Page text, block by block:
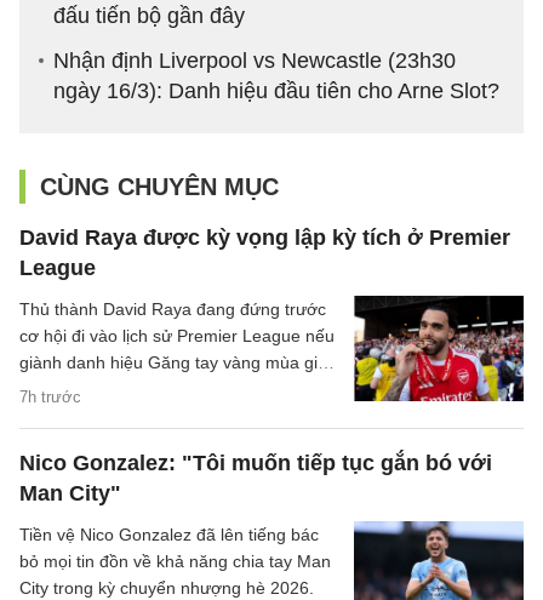
đấu tiến bộ gần đây
Nhận định Liverpool vs Newcastle (23h30
ngày 16/3): Danh hiệu đầu tiên cho Arne Slot?
CÙNG CHUYÊN MỤC
David Raya được kỳ vọng lập kỳ tích ở Premier
League
7h trước
Thủ thành David Raya đang đứng trước
cơ hội đi vào lịch sử Premier League nếu
giành danh hiệu Găng tay vàng mùa giải
2026/27.
Nico Gonzalez: "Tôi muốn tiếp tục gắn bó với
Man City"
Tiền vệ Nico Gonzalez đã lên tiếng bác
bỏ mọi tin đồn về khả năng chia tay Man
City trong kỳ chuyển nhượng hè 2026.